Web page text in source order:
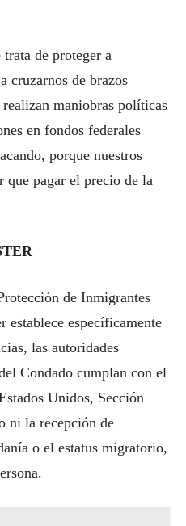
trata de proteger a
cruzarnos de brazos
maniobras políticas
en fondos federales
porque nuestros
que pagar el precio de la
de Inmigrantes
establece específicamente
las autoridades
Condado cumplan con el
Unidos, Sección
ni la recepción de
o el estatus migratorio,